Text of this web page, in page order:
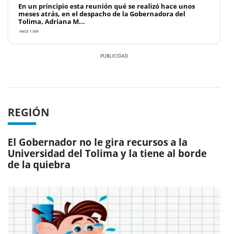
En un principio esta reunión qué se realizó hace unos
meses atrás, en el despacho de la Gobernadora del
Tolima, Adriana M...
HACE 1 DÍA
REGIÓN
El Gobernador no le gira recursos a la
Universidad del Tolima y la tiene al borde
de la quiebra